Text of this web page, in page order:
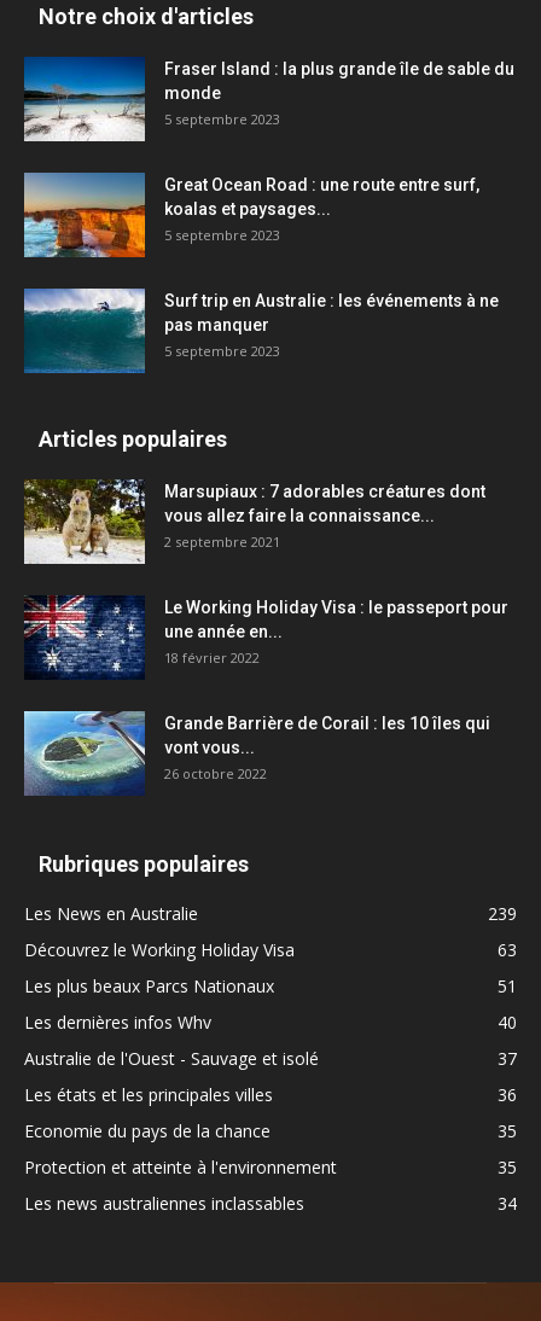
Notre choix d'articles
Fraser Island : la plus grande île de sable du
monde
5 septembre 2023
Great Ocean Road : une route entre surf,
koalas et paysages...
5 septembre 2023
Surf trip en Australie : les événements à ne
pas manquer
5 septembre 2023
Articles populaires
Marsupiaux : 7 adorables créatures dont
vous allez faire la connaissance...
2 septembre 2021
Le Working Holiday Visa : le passeport pour
une année en...
18 février 2022
Grande Barrière de Corail : les 10 îles qui
vont vous...
26 octobre 2022
Rubriques populaires
Les News en Australie
239
Découvrez le Working Holiday Visa
63
Les plus beaux Parcs Nationaux
51
Les dernières infos Whv
40
Australie de l'Ouest - Sauvage et isolé
37
Les états et les principales villes
36
Economie du pays de la chance
35
Protection et atteinte à l'environnement
35
Les news australiennes inclassables
34